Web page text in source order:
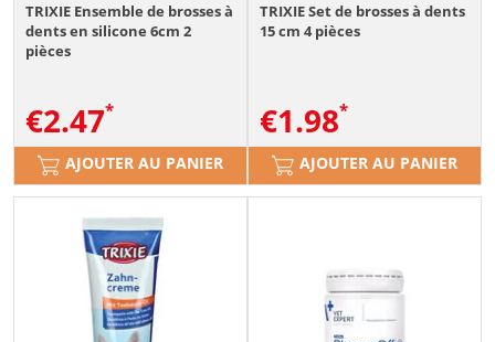
TRIXIE Ensemble de brosses à
dents en silicone 6cm 2
pièces
€2.47
AJOUTER AU PANIER
TRIXIE Set de brosses à dents
15 cm 4 pièces
€1.98
AJOUTER AU PANIER